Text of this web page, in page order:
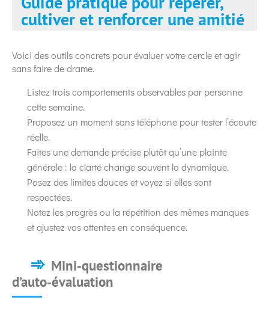
cultiver et renforcer une amitié
Voici des outils concrets pour évaluer votre cercle et agir
sans faire de drame.
Listez trois comportements observables par personne
cette semaine.
Proposez un moment sans téléphone pour tester l’écoute
réelle.
Faites une demande précise plutôt qu’une plainte
générale : la clarté change souvent la dynamique.
Posez des limites douces et voyez si elles sont
respectées.
Notez les progrès ou la répétition des mêmes manques
et ajustez vos attentes en conséquence.
Mini‑questionnaire
d’auto‑évaluation